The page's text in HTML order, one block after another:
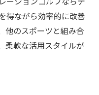
得ながら効率的に改善
他のスポーツと組み合
柔軟な活用スタイルが